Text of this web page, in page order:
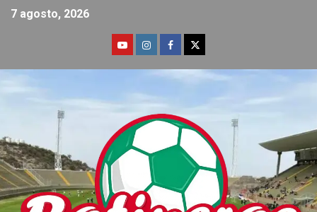
7 agosto, 2026